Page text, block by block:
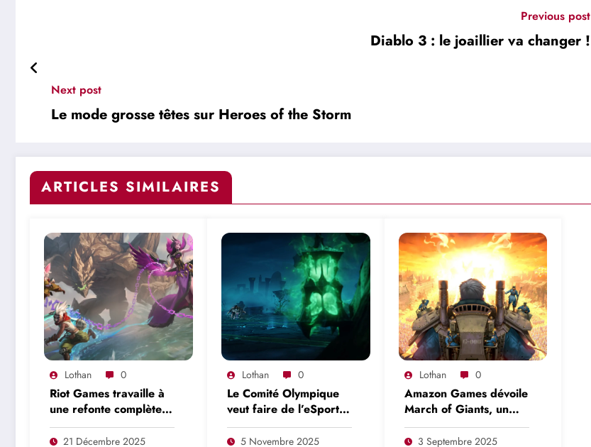
Previous post
Diablo 3 : le joaillier va changer !
Next post
Le mode grosse têtes sur Heroes of the Storm
ARTICLES SIMILAIRES
Lothan 0
Riot Games travaille à
une refonte complète
de League of Legends,
prévue pour 2027
21 Décembre 2025
Lothan 0
Le Comité Olympique
veut faire de l’eSport
sans l’Arabie Saoudite,
Electronic Arts et MBS
5 Novembre 2025
Lothan 0
Amazon Games dévoile
March of Giants, un
MOBA qui a l’air
particulièrement
3 Septembre 2025